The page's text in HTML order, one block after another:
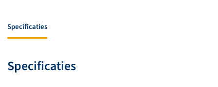
634
Specificaties
Specificaties